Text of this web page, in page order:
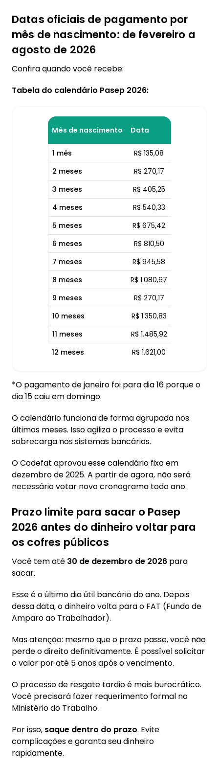
Datas oficiais de pagamento por
mês de nascimento: de fevereiro a
agosto de 2026
Confira quando você recebe:
Tabela do calendário Pasep 2026:
Mês de nascimento Data
1 mês
R$ 135,08
2 meses
R$ 270,17
3 meses
R$ 405,25
4 meses
R$ 540,33
5 meses
R$ 675,42
6 meses
R$ 810,50
7 meses
R$ 945,58
8 meses
R$ 1.080,67
9 meses
R$ 270,17
10 meses
R$ 1.350,83
11 meses
R$ 1.485,92
12 meses
R$ 1.621,00
*O pagamento de janeiro foi para dia 16 porque o
dia 15 caiu em domingo.
O calendário funciona de forma agrupada nos
últimos meses. Isso agiliza o processo e evita
sobrecarga nos sistemas bancários.
O Codefat aprovou esse calendário fixo em
dezembro de 2025. A partir de agora, não será
necessário votar novo cronograma todo ano.
Prazo limite para sacar o Pasep
2026 antes do dinheiro voltar para
os cofres públicos
Você tem até 30 de dezembro de 2026 para
sacar.
Esse é o último dia útil bancário do ano. Depois
dessa data, o dinheiro volta para o FAT (Fundo de
Amparo ao Trabalhador).
Mas atenção: mesmo que o prazo passe, você não
perde o direito definitivamente. É possível solicitar
o valor por até 5 anos após o vencimento.
O processo de resgate tardio é mais burocrático.
Você precisará fazer requerimento formal no
Ministério do Trabalho.
Por isso, saque dentro do prazo. Evite
complicações e garanta seu dinheiro
rapidamente.